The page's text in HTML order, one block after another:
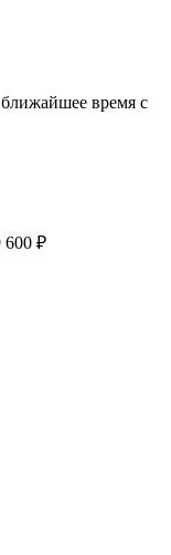
время с
600 ₽